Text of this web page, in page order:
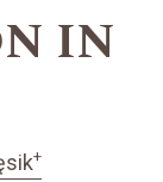
IN
+